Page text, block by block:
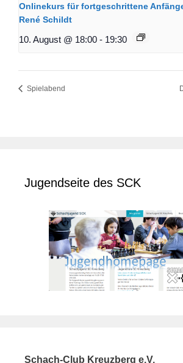
Onlinekurs für fortgeschrittene
René Schildt
10. August @ 18:00 - 19:30
Spielabend
Jugendseite des SCK
Schach-Club Kreuzberg e.V.